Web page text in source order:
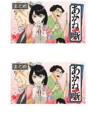
まとめ
まとめ